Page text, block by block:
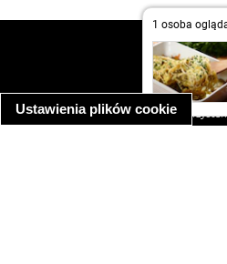
Ustawienia plików cookie
1 osoba
kontakt
informacja o
informacja o